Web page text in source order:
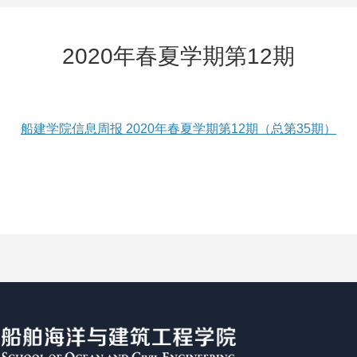
2020年春夏学期第12期
船建学院信息周报 2020年春夏学期第12期（总第35期）